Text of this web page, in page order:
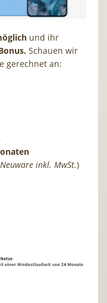
und ihr
Schauen wir
gerechnet an:
Neuware inkl. MwSt.)